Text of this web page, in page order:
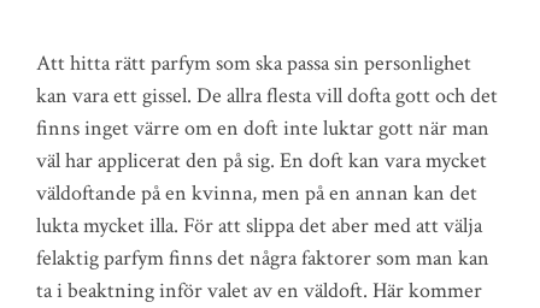
Att hitta rätt parfym som ska passa sin personlighet
kan vara ett gissel. De allra flesta vill dofta gott och det
finns inget värre om en doft inte luktar gott när man
väl har applicerat den på sig. En doft kan vara mycket
väldoftande på en kvinna, men på en annan kan det
lukta mycket illa. För att slippa det aber med att välja
felaktig parfym finns det några faktorer som man kan
ta i beaktning inför valet av en väldoft. Här kommer